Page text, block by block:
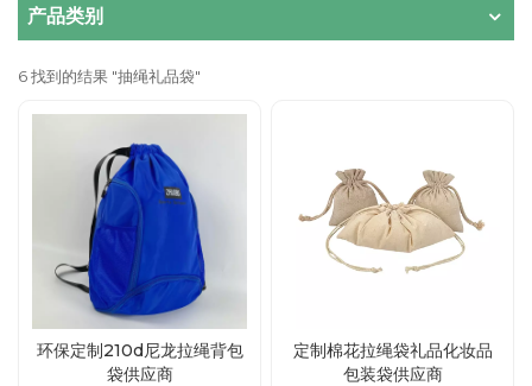
产品类别
6 找到的结果 "抽绳礼品袋"
环保定制210d尼龙拉绳背包
袋供应商
定制棉花拉绳袋礼品化妆品
包装袋供应商